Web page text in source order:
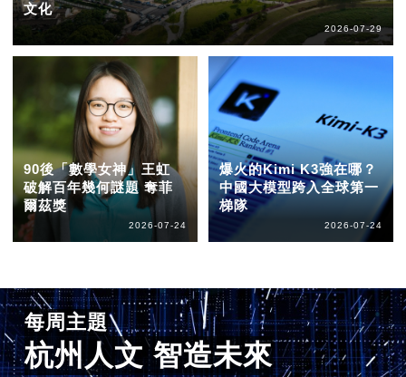
文化
2026-07-29
90後「數學女神」王虹
破解百年幾何謎題 奪菲
爾茲獎
2026-07-24
爆火的Kimi K3強在哪？
中國大模型跨入全球第一
梯隊
2026-07-24
每周主題
杭州人文 智造未來